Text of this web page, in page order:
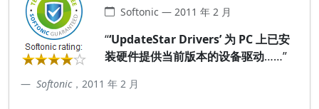
Softonic — 2011 年 2 月
“‘UpdateStar Drivers’ 为 PC 上已安
装硬件提供当前版本的设备驱动……”
Softonic，2011 年 2 月